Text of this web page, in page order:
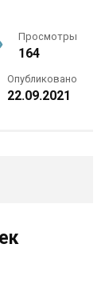
Просмотры
164
Опубликовано
22.09.2021